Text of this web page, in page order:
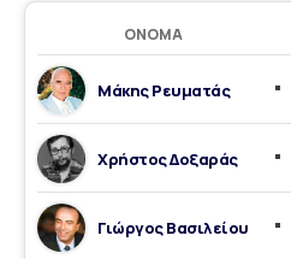
ΌΝΟΜΑ
Μάκης Ρευματάς
Χρήστος Δοξαράς
Γιώργος Βασιλείου